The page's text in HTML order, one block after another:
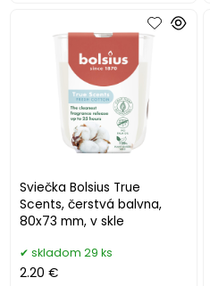
Sviečka Bolsius True
Scents, čerstvá balvna,
80x73 mm, v skle
skladom 29 ks
2.20 €